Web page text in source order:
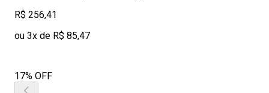
R$ 256,41
ou 3x de R$ 85,47
17% OFF